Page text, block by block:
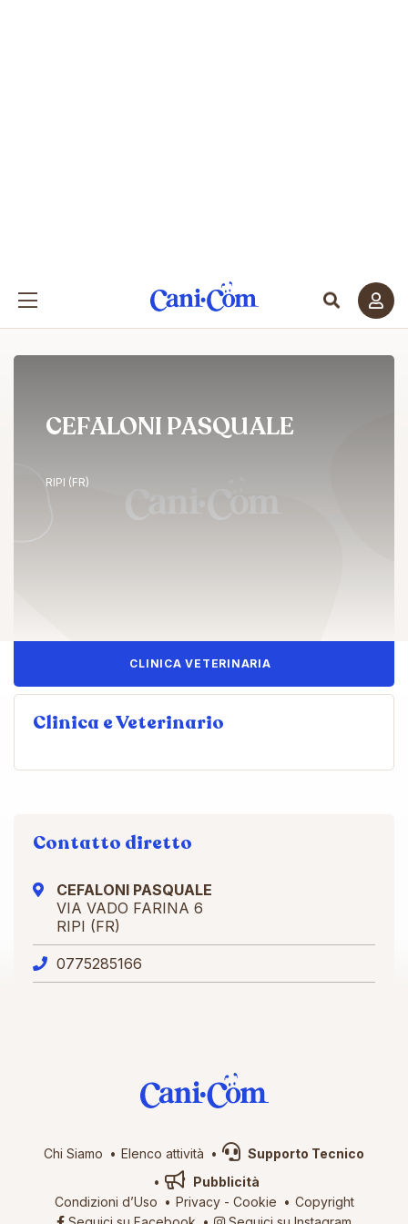
CEFALONI PASQUALE
RIPI (FR)
CLINICA VETERINARIA
Clinica e Veterinario
Contatto diretto
CEFALONI PASQUALE
VIA VADO FARINA 6
RIPI (FR)
0775285166
Chi Siamo Elenco attività
Supporto Tecnico
Pubblicità
Condizioni d’Uso
Privacy- Cookie
Copyright